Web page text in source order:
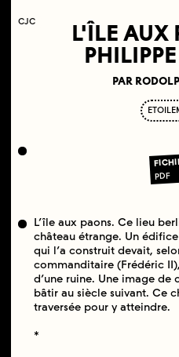
COLLECTIF
JEUNE
C
L'ÎLE AUX
PAR
PDF
L’île aux paons. Ce lieu
château étrange. Un
qui l’a construit devait,
commanditaire (Frédéric
d’une ruine. Une image de
bâtir au siècle suivant. Ce
traversée pour y atteindre.
*